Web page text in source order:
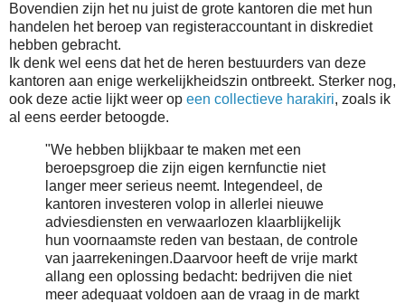
Bovendien zijn het nu juist de grote kantoren die met hun
handelen het beroep van registeraccountant in diskrediet
hebben gebracht.
Ik denk wel eens dat het de heren bestuurders van deze
kantoren aan enige werkelijkheidszin ontbreekt. Sterker nog,
ook deze actie lijkt weer op een collectieve harakiri, zoals ik
al eens eerder betoogde.
"We hebben blijkbaar te maken met een
beroepsgroep die zijn eigen kernfunctie niet
langer meer serieus neemt. Integendeel, de
kantoren investeren volop in allerlei nieuwe
adviesdiensten en verwaarlozen klaarblijkelijk
hun voornaamste reden van bestaan, de controle
van jaarrekeningen.Daarvoor heeft de vrije markt
allang een oplossing bedacht: bedrijven die niet
meer adequaat voldoen aan de vraag in de markt